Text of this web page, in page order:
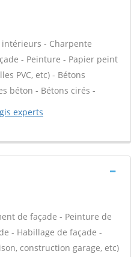
- Charpente
- Peinture - Papier peint
PVC, etc) - Bétons
béton - Bétons cirés -
experts
de façade - Peinture de
- Habillage de façade -
construction garage, etc)